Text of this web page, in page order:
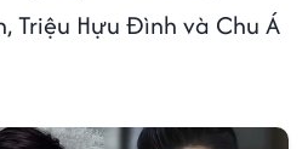
Triệu Hựu Đình và Chu Á